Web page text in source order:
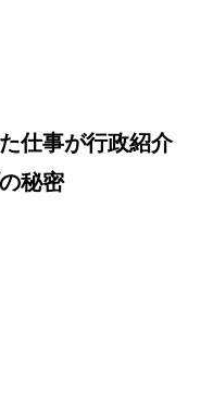
仕事が行政紹介
秘密